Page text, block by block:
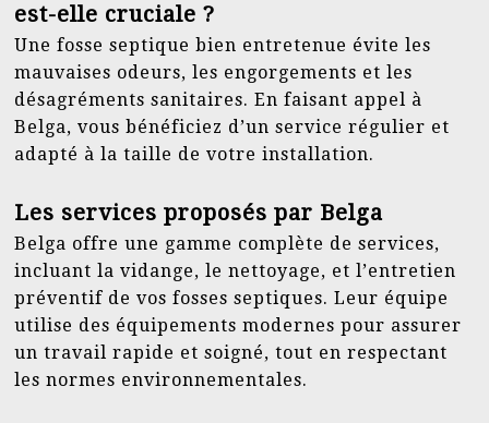
est-elle cruciale ?
Une fosse septique bien entretenue évite les
mauvaises odeurs, les engorgements et les
désagréments sanitaires. En faisant appel à
Belga, vous bénéficiez d’un service régulier et
adapté à la taille de votre installation.
Les services proposés par Belga
Belga offre une gamme complète de services,
incluant la vidange, le nettoyage, et l’entretien
préventif de vos fosses septiques. Leur équipe
utilise des équipements modernes pour assurer
un travail rapide et soigné, tout en respectant
les normes environnementales.